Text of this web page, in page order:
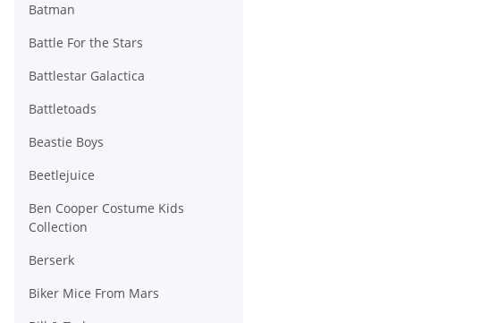
Batman
Battle For the Stars
Battlestar Galactica
Battletoads
Beastie Boys
Beetlejuice
Ben Cooper Costume Kids
Collection
Berserk
Biker Mice From Mars